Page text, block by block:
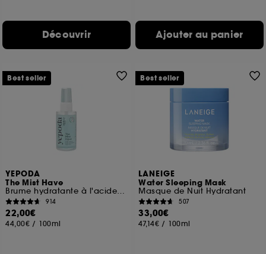
Découvrir Ajouter au panier
YEPODA
The Mist Have
Brume hydratante à l'acide hyaluronique et à la lavande
914
22,00€
44,00€ / 100ml
Best seller
LANEIGE
Water Sleeping Mask
Masque de Nuit Hydratant
507
33,00€
47,14€ / 100ml
Best seller